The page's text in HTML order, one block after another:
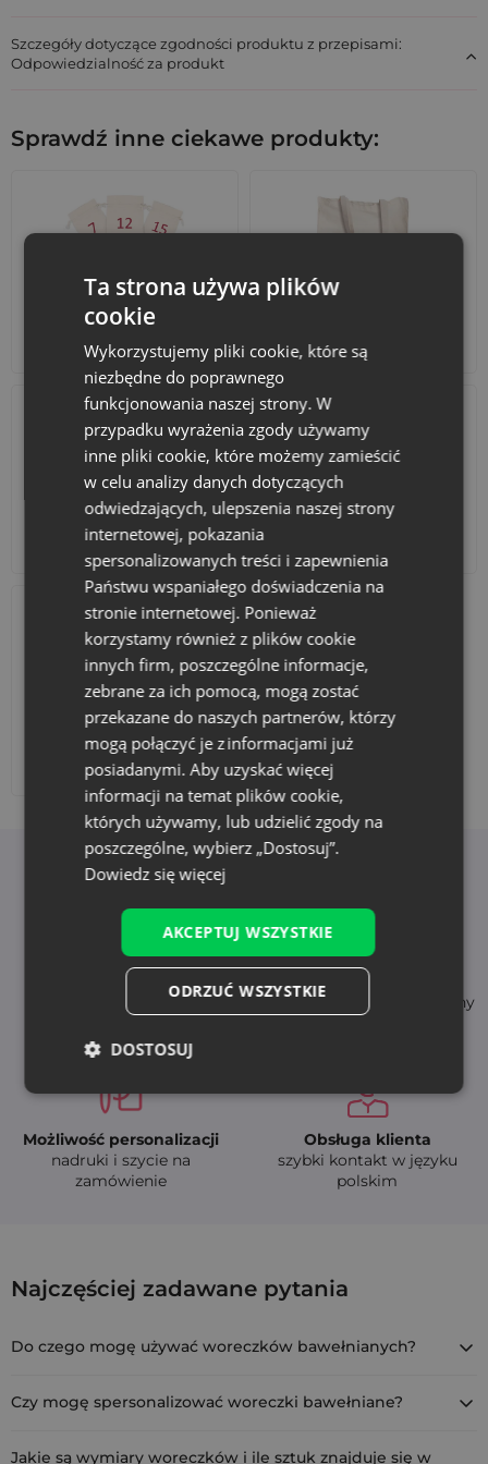
Szczegóły dotyczące zgodności produktu z przepisami:
Odpowiedzialność za produkt
Sprawdź inne ciekawe produkty:
Kalendarze adwentowe Torby bawełniane
Akcesoria i dekoracje
Dodaj nadruk
Korzyści z wyboru Saketos
Natychmiastowa
Wysoka jakość
- trwałe i bezpieczne tkaniny
Możliwość personalizacji
nadruki i szycie na
zamówienie
Obsługa klienta
szybki kontakt w języku
polskim
Białe woreczki bawełniane 6 x 8 cm -
Najczęściej zadawane pytania
Do czego mogę używać woreczków bawełnianych?
opakowanie na prezenty. Są również popularne jako opakowania
Czy mogę spersonalizować woreczki bawełniane?
Jakie są wymiary woreczków i ile sztuk znajduje się w
Ta strona używa plików
cookie
Wykorzystujemy pliki cookie, które są
niezbędne do poprawnego
funkcjonowania naszej strony. W
przypadku wyrażenia zgody używamy
inne pliki cookie, które możemy zamieścić
w celu analizy danych dotyczących
odwiedzających, ulepszenia naszej strony
internetowej, pokazania
spersonalizowanych treści i zapewnienia
Państwu wspaniałego doświadczenia na
stronie internetowej. Ponieważ
korzystamy również z plików cookie
innych firm, poszczególne informacje,
zebrane za ich pomocą, mogą zostać
przekazane do naszych partnerów, którzy
mogą połączyć je z informacjami już
posiadanymi. Aby uzyskać więcej
informacji na temat plików cookie,
których używamy, lub udzielić zgody na
poszczególne, wybierz „Dostosuj”.
Dowiedz się więcej
AKCEPTUJ WSZYSTKIE
ODRZUĆ WSZYSTKIE
DOSTOSUJ